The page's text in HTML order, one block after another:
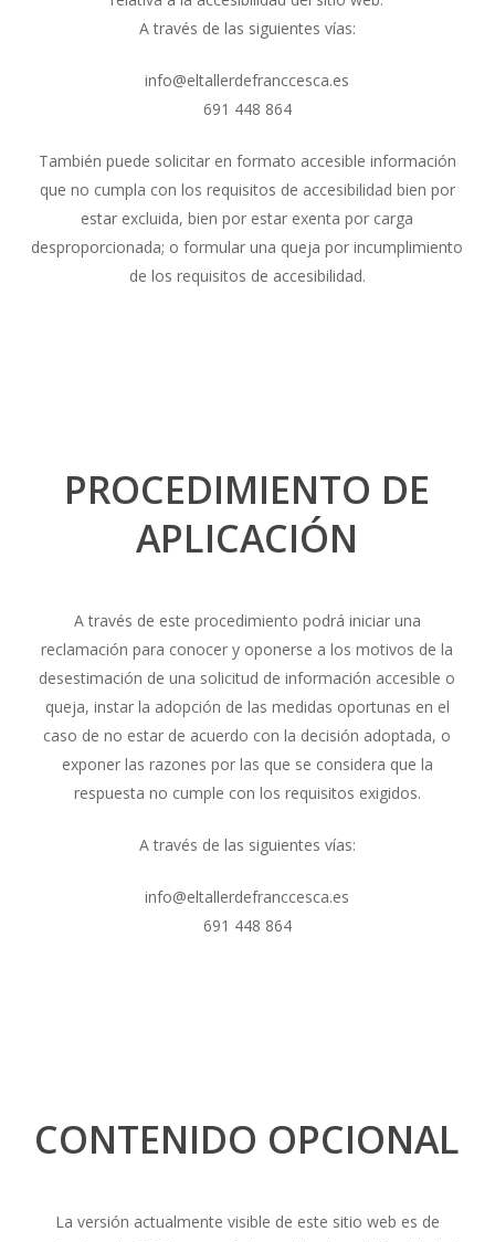
A través de las siguientes vías:
info@eltallerdefranccesca.es
691 448 864
También puede solicitar en formato accesible información
que no cumpla con los requisitos de accesibilidad bien por
estar excluida, bien por estar exenta por carga
desproporcionada; o formular una queja por incumplimiento
de los requisitos de accesibilidad.
PROCEDIMIENTO DE
APLICACIÓN
A través de este procedimiento podrá iniciar una
reclamación para conocer y oponerse a los motivos de la
desestimación de una solicitud de información accesible o
queja, instar la adopción de las medidas oportunas en el
caso de no estar de acuerdo con la decisión adoptada, o
exponer las razones por las que se considera que la
respuesta no cumple con los requisitos exigidos.
A través de las siguientes vías:
info@eltallerdefranccesca.es
691 448 864
CONTENIDO OPCIONAL
La versión actualmente visible de este sitio web es de